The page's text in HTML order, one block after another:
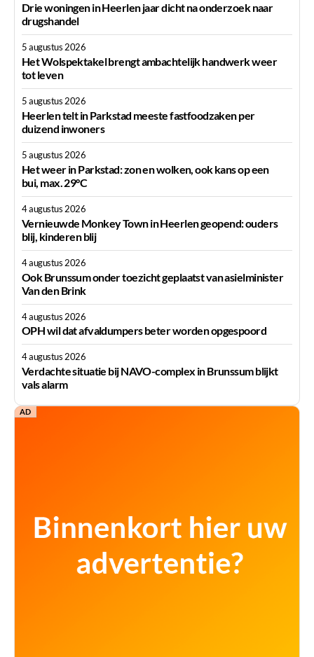
Drie woningen in Heerlen jaar dicht na onderzoek naar
drugshandel
5 augustus 2026
Het Wolspektakel brengt ambachtelijk handwerk weer
tot leven
5 augustus 2026
Heerlen telt in Parkstad meeste fastfoodzaken per
duizend inwoners
5 augustus 2026
Het weer in Parkstad: zon en wolken, ook kans op een
bui, max. 29°C
4 augustus 2026
Vernieuwde Monkey Town in Heerlen geopend: ouders
blij, kinderen blij
4 augustus 2026
Ook Brunssum onder toezicht geplaatst van asielminister
Van den Brink
4 augustus 2026
OPH wil dat afvaldumpers beter worden opgespoord
4 augustus 2026
Verdachte situatie bij NAVO-complex in Brunssum blijkt
vals alarm
AD